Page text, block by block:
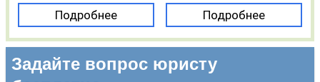
Подробнее Подробнее